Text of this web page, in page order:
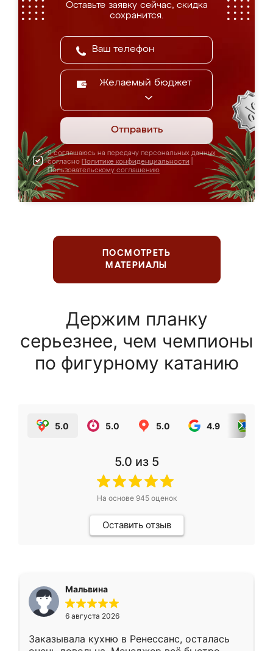
Оставьте заявку сейчас, скидка
сохранится.
Желаемый бюджет
Отправить
Я соглашаюсь на передачу персональных данных
согласно Политике конфиденциальности
Пользовательскому соглашению
ПОСМОТРЕТЬ
МАТЕРИАЛЫ
Держим планку
серьезнее, чем чемпионы
по фигурному катанию
5.0 5.0 5.0 4.9
5.0 из 5
На основе 945оценок
Оставить отзыв
Мальвина
6 августа 2026
Заказывала кухню в Ренессанс, осталась